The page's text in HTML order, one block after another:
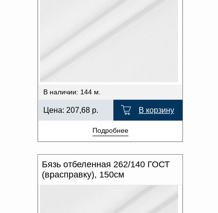
В наличии: 144 м.
Цена: 207,68 р. В корзину
Подробнее
Бязь отбеленная 262/140 ГОСТ
(врасправку), 150см